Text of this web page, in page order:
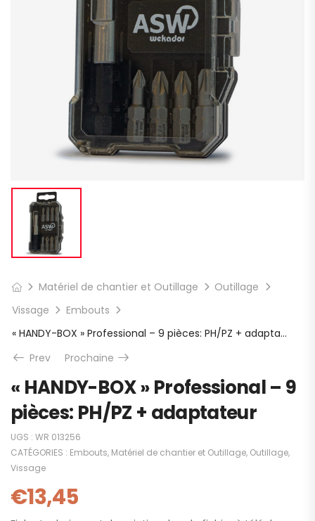
Matériel de chantier et Outillage
Outillage
Vissage
Embouts
« HANDY-BOX » Professional – 9 pièces: PH/PZ + adaptateur
Prev
Prochaine
« HANDY-BOX » Professional – 9
pièces: PH/PZ + adaptateur
UGS : WR 013256
CATÉGORIES : Embouts, Matériel de chantier et Outillage, Outillage,
Vissage
€13,45